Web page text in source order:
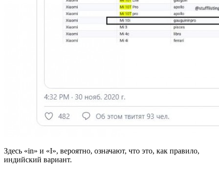
Здесь «in» и «I», вероятно, означают, что это, как правило,
индийский вариант.